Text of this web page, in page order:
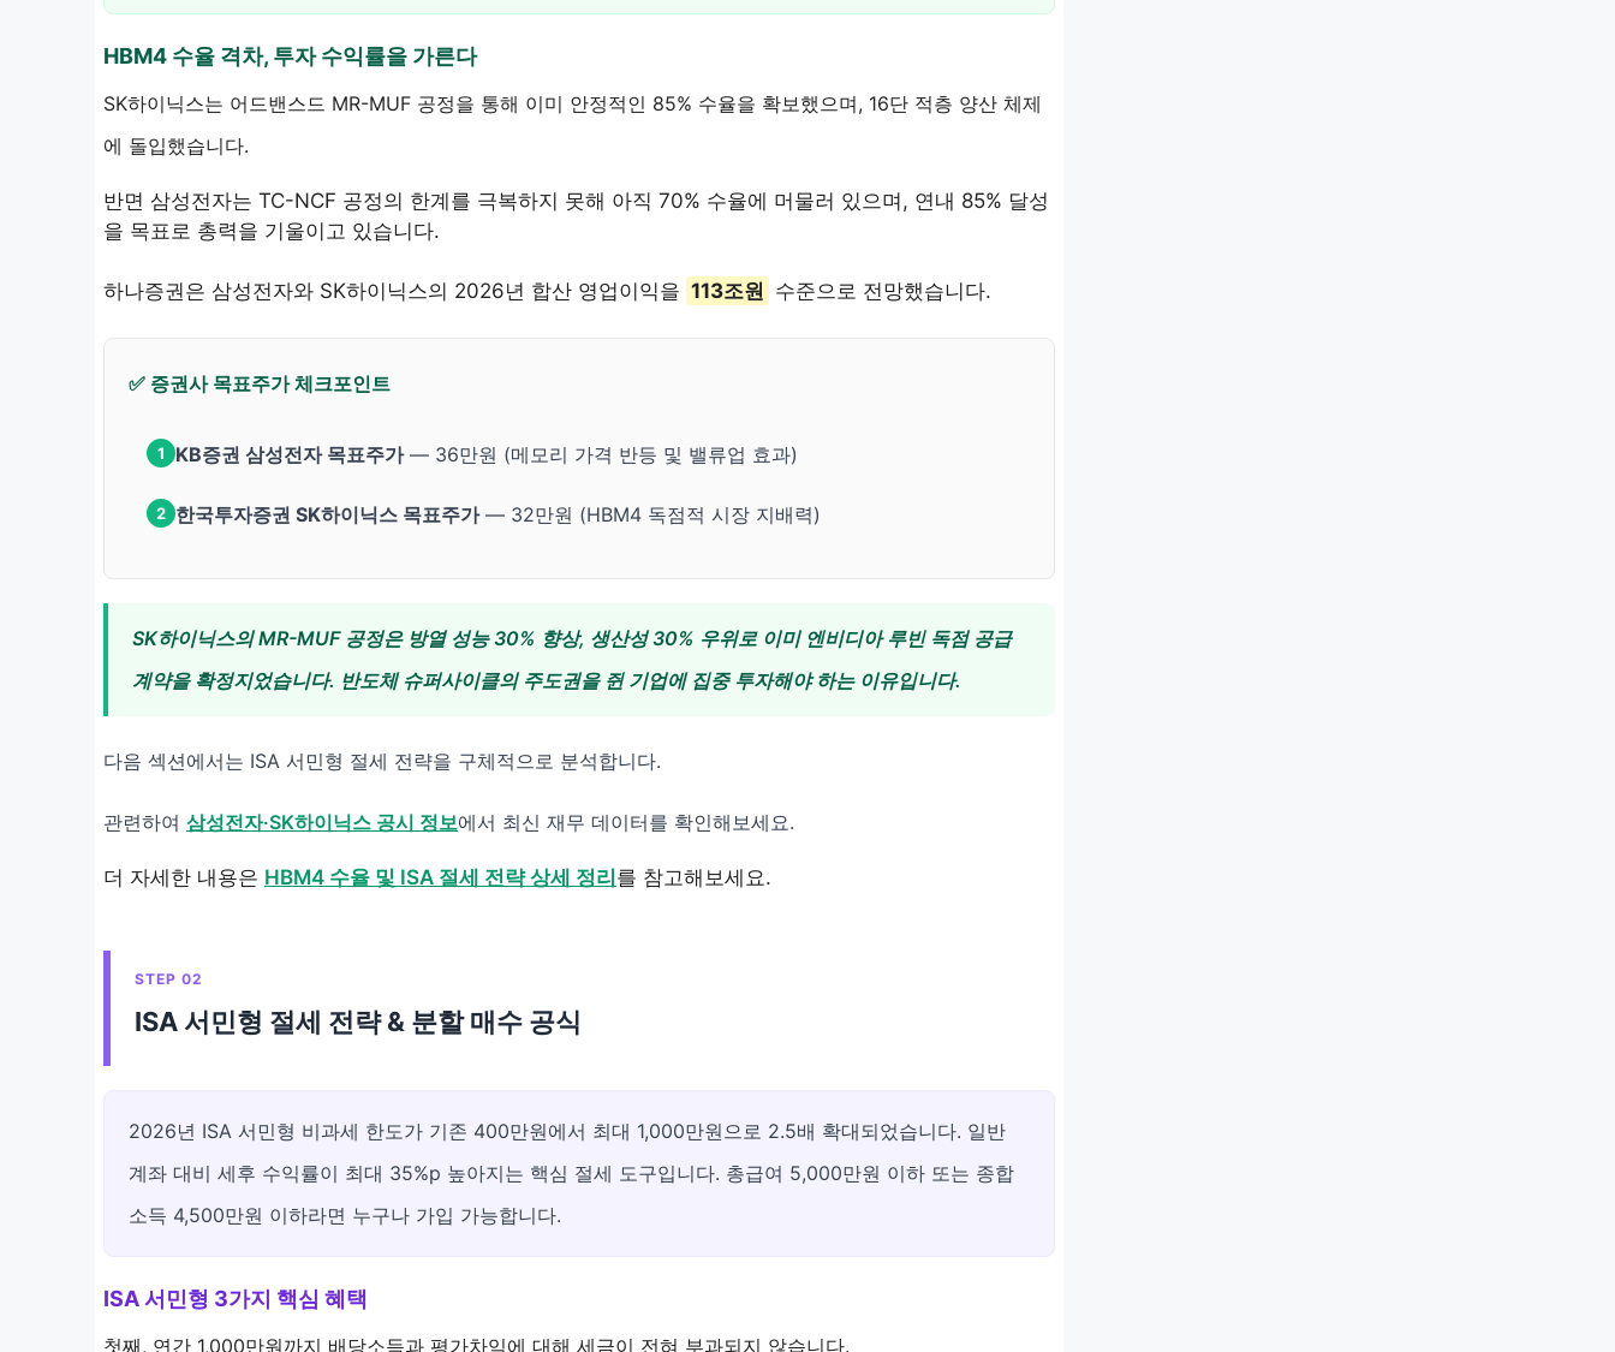
HBM4 수율 격차, 투자 수익률을 가른다
SK하이닉스는 어드밴스드 MR-MUF 공정을 통해 이미 안정적인 85% 수율을 확보했으며, 16단 적층 양산 체제
에 돌입했습니다.
반면 삼성전자는 TC-NCF 공정의 한계를 극복하지 못해 아직 70% 수율에 머물러 있으며, 연내 85% 달성
을 목표로 총력을 기울이고 있습니다.
하나증권은 삼성전자와 SK하이닉스의 2026년 합산 영업이익을 113조원 수준으로 전망했습니다.
✅ 증권사 목표주가 체크포인트
1 KB증권 삼성전자 목표주가— 36만원 (메모리 가격 반등 및 밸류업 효과)
2 한국투자증권 SK하이닉스 목표주가— 32만원 (HBM4 독점적 시장 지배력)
SK하이닉스의 MR-MUF 공정은 방열 성능 30% 향상, 생산성 30% 우위로 이미 엔비디아 루빈 독점 공급
계약을 확정지었습니다. 반도체 슈퍼사이클의 주도권을 쥔 기업에 집중 투자해야 하는 이유입니다.
다음 섹션에서는 ISA 서민형 절세 전략을 구체적으로 분석합니다.
관련하여 삼성전자·SK하이닉스 공시 정보에서 최신 재무 데이터를 확인해보세요.
더 자세한 내용은 HBM4 수율 및 ISA 절세 전략 상세 정리를 참고해보세요.
STEP 02
ISA 서민형 절세 전략 & 분할 매수 공식
2026년 ISA 서민형 비과세 한도가 기존 400만원에서 최대 1,000만원으로 2.5배 확대되었습니다. 일반
계좌 대비 세후 수익률이 최대 35%p 높아지는 핵심 절세 도구입니다. 총급여 5,000만원 이하 또는 종합
소득 4,500만원 이하라면 누구나 가입 가능합니다.
ISA 서민형 3가지 핵심 혜택
첫째, 연간 1,000만원까지 배당소득과 평가차익에 대해 세금이 전혀 부과되지 않습니다.